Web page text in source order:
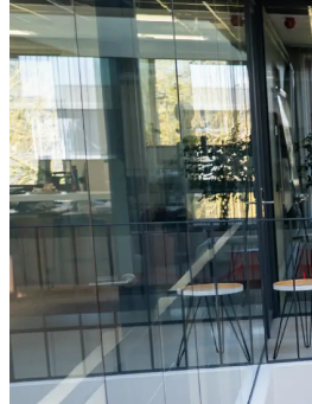
Hoe we datdoen
Voor wie we dat doen